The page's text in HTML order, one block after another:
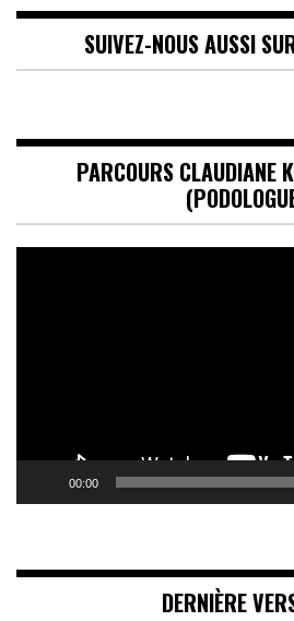
SUIVEZ-NOUS AUSSI
PARCOURS CLAUDIANE
00:00
DERNIÈRE